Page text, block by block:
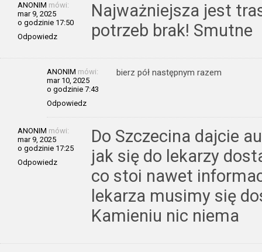
ANONIM mówi:
mar 9, 2025
o godzinie 17:50
Odpowiedz
Najważniejsza jest
potrzeb brak! Smutne
ANONIM mówi:
mar 10, 2025
o godzinie 7:43
Odpowiedz
bierz pół następnym razem
ANONIM mówi:
mar 9, 2025
o godzinie 17:25
Odpowiedz
Do Szczecina dajcie
jak się do lekarzy
co stoi nawet
lekarza musimy się
Kamieniu nic niema